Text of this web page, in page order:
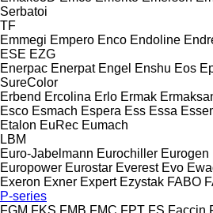
Serbatoi
TF
Emmegi Empero Enco Endoline
ESE EZG
Enerpac Enerpat Engel Enshu Eos
SureColor
Erbend Ercolina Erlo Ermak
Esco Esmach Espera Ess Essa
Etalon EuRec Eumach
LBM
Euro-Jabelmann Eurochiller Eurogen
Europower Eurostar Everest Evo
Exeron Exner Expert Ezystak FABO
P-series
FGM FKS FMB FMC FPT FS Faccin